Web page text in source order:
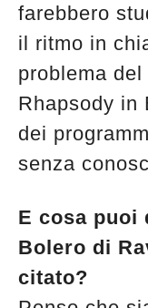
farebbero
il ritmo in
problema
Rhapsody in
dei
senza
E cosa puoi
Bolero di
citato?